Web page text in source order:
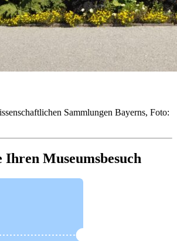
Sammlungen Bayerns, Foto:
Ihren Museumsbesuch